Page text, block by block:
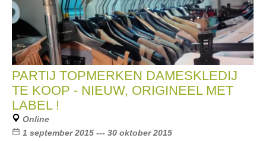
PARTIJ TOPMERKEN DAMESKLEDIJ
TE KOOP - NIEUW, ORIGINEEL MET
LABEL !
Online
1 september 2015 --- 30 oktober 2015